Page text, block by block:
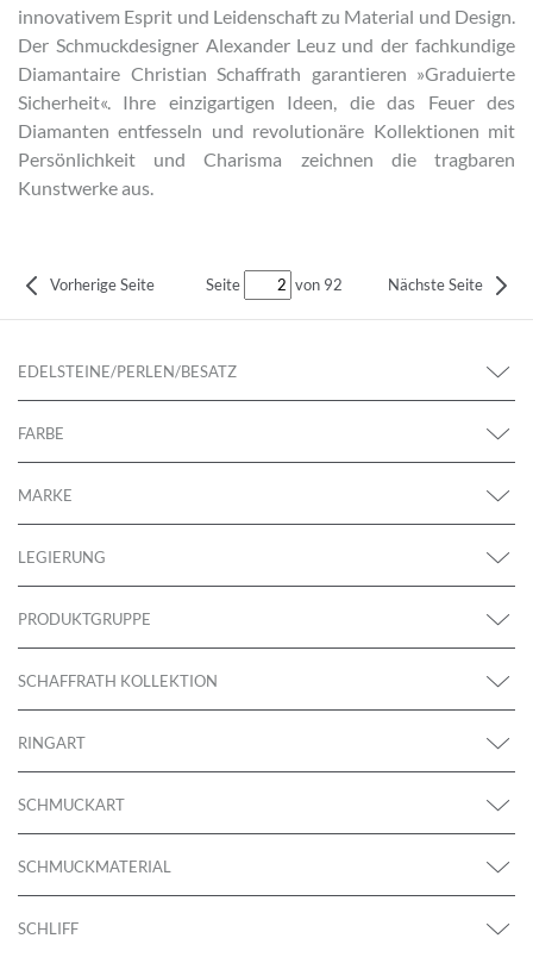
innovativem Esprit und Leidenschaft zu Material und Design.
Der Schmuckdesigner Alexander Leuz und der fachkundige
Diamantaire Christian Schaffrath garantieren »Graduierte
Sicherheit«. Ihre einzigartigen Ideen, die das Feuer des
Diamanten entfesseln und revolutionäre Kollektionen mit
Persönlichkeit und Charisma zeichnen die tragbaren
Kunstwerke aus.
Vorherige Seite Seite von 92 Nächste Seite
EDELSTEINE/PERLEN/BESATZ
FARBE
MARKE
LEGIERUNG
PRODUKTGRUPPE
SCHAFFRATH KOLLEKTION
RINGART
SCHMUCKART
SCHMUCKMATERIAL
SCHLIFF